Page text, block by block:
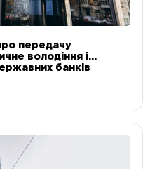
передачу
володіння і
банків